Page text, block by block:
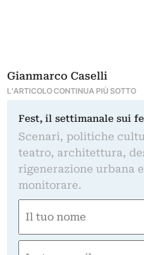
Gianmarco Caselli
L'ARTICOLO CONTINUA PIÙ SOTTO
Fest, il settimanale sui
Scenari, politiche
teatro, architettura,
rigenerazione urbana
monitorare.
(Required)
First